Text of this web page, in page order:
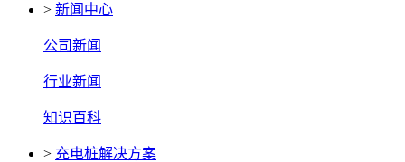
> 新闻中心
公司新闻
行业新闻
知识百科
> 充电桩解决方案